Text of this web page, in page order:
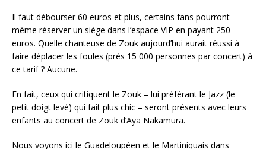
Il faut débourser 60 euros et plus, certains fans pourront
même réserver un siège dans l’espace VIP en payant 250
euros. Quelle chanteuse de Zouk aujourd’hui aurait réussi à
faire déplacer les foules (près 15 000 personnes par concert) à
ce tarif ? Aucune.
En fait, ceux qui critiquent le Zouk – lui préférant le Jazz (le
petit doigt levé) qui fait plus chic – seront présents avec leurs
enfants au concert de Zouk d’Aya Nakamura.
Nous voyons ici le Guadeloupéen et le Martiniquais dans